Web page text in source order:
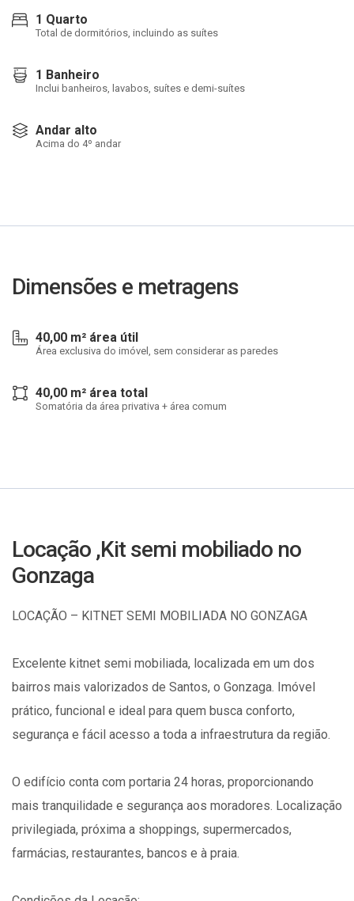
1 Quarto
Total de dormitórios, incluindo as suítes
1 Banheiro
Inclui banheiros, lavabos, suítes e demi-suítes
Andar alto
Acima do 4º andar
Dimensões e metragens
40,00 m² área útil
Área exclusiva do imóvel, sem considerar as paredes
40,00 m² área total
Somatória da área privativa + área comum
Locação ,Kit semi mobiliado no
Gonzaga
LOCAÇÃO – KITNET SEMI MOBILIADA NO GONZAGA
Excelente kitnet semi mobiliada, localizada em um dos
bairros mais valorizados de Santos, o Gonzaga. Imóvel
prático, funcional e ideal para quem busca conforto,
segurança e fácil acesso a toda a infraestrutura da região.
O edifício conta com portaria 24 horas, proporcionando
mais tranquilidade e segurança aos moradores. Localização
privilegiada, próxima a shoppings, supermercados,
farmácias, restaurantes, bancos e à praia.